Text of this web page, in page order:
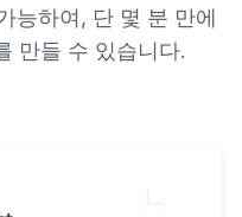
능하여, 단 몇 분 만에
만들 수 있습니다.